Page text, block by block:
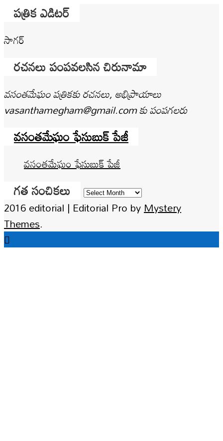
పత్రిక ఎడిటర్
సాగర్
రచనలు పంపవలసిన చిరునామా
వసంతమేఘం పత్రికకు రచనలు, అభిప్రాయాలు
vasanthamegham@gmail.com కు పంపగలరు
వసంతమేఘం ఫేసుబుక్ పేజీ
వసంతమేఘం ఫేసుబుక్ పేజీ
గత సంచికలు
గత
సంచికలు
2016 editorial | Editorial Pro byMystery
Themes.